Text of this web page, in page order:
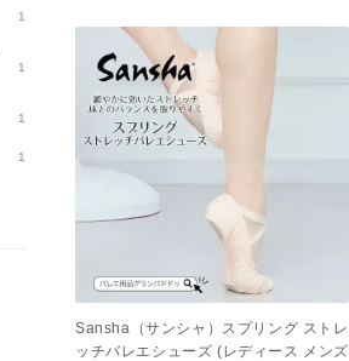
1
1
1
1
Sansha（サンシャ）スプリング ストレ
ッチバレエシューズ (レディース メンズ